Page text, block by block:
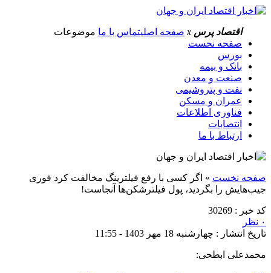
اقتصاد پرس x صفحه اصلیتماس با ما موضوعات
صفحه نخست
بورس
بانک و بیمه
صنعت و معدن
نفت و پتروشیمی
عمران و مسکن
فناوری اطلاعات
انتصابات
ارتباط با ما
صفحه نخست » اگر کسی با رفع فیلترینگ مخالفت کرد فوری
جیب‌هایش را بگردید، پول فیلترشکن‌ها آنجاست!
کد خبر : 30269
۰ نظر
تاریخ انتشار : چهارشنبه 18 مهر 1403 - 11:55
محمدعلی ابطحی: